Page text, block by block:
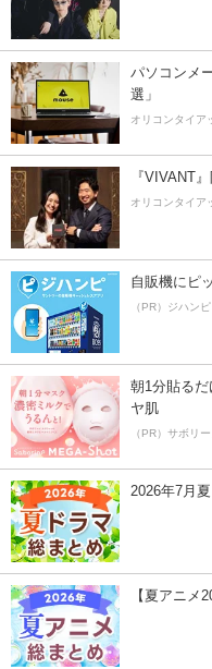
パソコンメ
選」
オリコンタイア
『VIVANT
オリコンタイア
自販機にピ
（PR）ジハンピ
朝1分貼る
ヤ肌
（PR）サボリー
2026年7月
【夏アニメ